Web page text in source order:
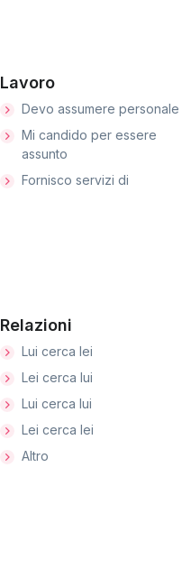
Lavoro
Devo assumere personale
Mi candido per essere
assunto
Fornisco servizi di
Relazioni
Lui cerca lei
Lei cerca lui
Lui cerca lui
Lei cerca lei
Altro